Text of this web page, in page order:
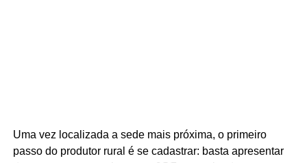
Uma vez localizada a sede mais próxima, o primeiro
passo do produtor rural é se cadastrar: basta apresentar